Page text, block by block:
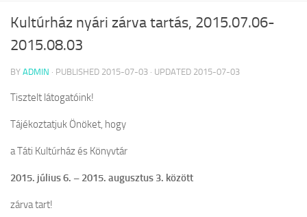
Kultúrház nyári zárva tartás, 2015.07.06-
2015.08.03
BY ADMIN · PUBLISHED 2015-07-03 · UPDATED 2015-07-03
Tisztelt látogatóink!
Tájékoztatjuk Önöket, hogy
a Táti Kultúrház és Könyvtár
2015. július 6. – 2015. augusztus 3. között
zárva tart!